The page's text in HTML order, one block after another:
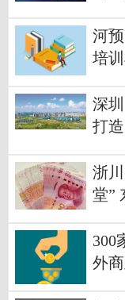
河
培
深
打
浙
堂”
300
外